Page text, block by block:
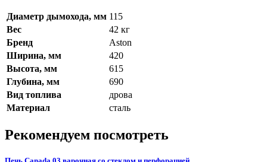
Диаметр дымохода, мм 115
Вес
42 кг
Бренд
Aston
Ширина, мм
420
Высота, мм
615
Глубина, мм
690
Вид топлива
дрова
Материал
сталь
Рекомендуем посмотреть